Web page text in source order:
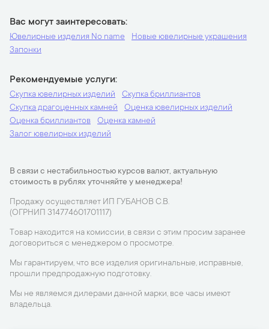
Вас могут заинтересовать
Ювелирные изделия No name
Новые ювелирные украшения
Запонки
Рекомендуемые услуги
Скупка ювелирных изделий
Скупка бриллиантов
Скупка драгоценных камней
Оценка ювелирных изделий
Оценка бриллиантов
Оценка камней
Залог ювелирных изделий
В связи с нестабильностью курсов валют, актуальную
стоимость в рублях уточняйте у менеджера!
Продажу осуществляет ИП ГУБАНОВ С.В.
(ОГРНИП 314774601701117)
Товар находится на комиссии, в связи с этим просим заранее
договориться с менеджером о просмотре.
Мы гарантируем, что все изделия оригинальные, исправные,
прошли предпродажную подготовку.
Мы не являемся дилерами данной марки, все часы имеют
владельца.